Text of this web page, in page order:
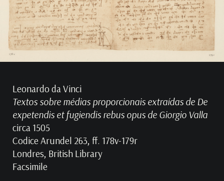
Leonardo da Vinci
Textos sobre médias proporcionais extraídas de De
expetendis et fugiendis rebus opus de Giorgio Valla
circa 1505
Codice Arundel 263, ff. 178v-179r
Londres, British Library
Facsimile